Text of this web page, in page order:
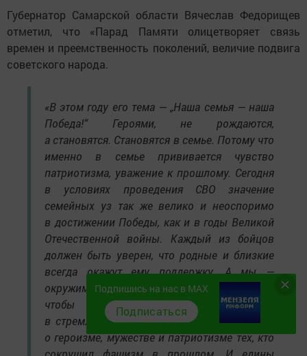
Губернатор Самарской области Вячеслав Федорищев
отметил, что «Парад Памяти олицетворяет связь
времен и преемственность поколений, величие подвига
советского народа.
«В этом году его тема — „Наша семья — наша
Победа!“ Героями, не рождаются,
а становятся. Становятся в семье. Потому что
именно в семье прививается чувство
патриотизма, уважение к прошлому. Сегодня
в условиях проведения СВО значение
семейных уз так же велико и неоспоримо
в достижении Победы, как и в годы Великой
Отечественной войны. Каждый из бойцов
должен быть уверен, что родные и близкие
всегда окажут ему поддержку. А мы —
окружим заботой его семью и сделаем всё,
чтобы приблизить Победу. Мы едины
в стремлении сохранить священную память
о героизме, мужестве и патриотизме тех, кто
Подпишись на нас в MAX
Подписаться